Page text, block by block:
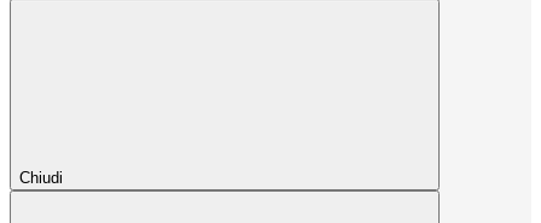
Chiudi